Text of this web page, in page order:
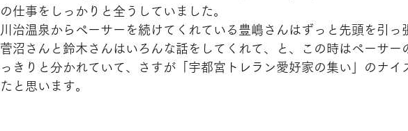
の仕事をしっかりと全うしていました。
川治温泉からペーサーを続けてくれている豊嶋さんはずっと先頭を引っ
菅沼さんと鈴木さんはいろんな話をしてくれて、と、この時はペーサー
っきりと分かれていて、さすが「宇都宮トレラン愛好家の集い」のナイ
たと思います。